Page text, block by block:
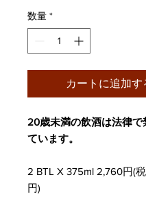
数量 *
カートに追加す
20歳未満の飲酒は法律で
ています。
2 BTL X 375ml 2,760円(
円)